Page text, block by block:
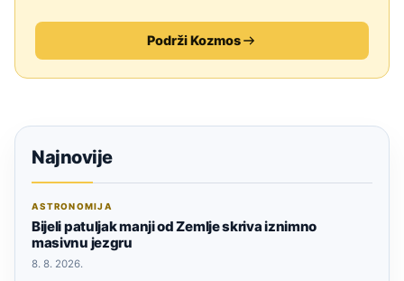
Podrži Kozmos
Najnovije
ASTRONOMIJA
Bijeli patuljak manji od Zemlje skriva iznimno
masivnu jezgru
8. 8. 2026.